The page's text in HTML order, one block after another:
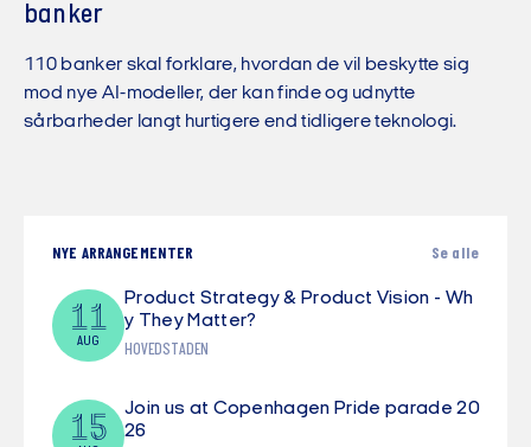
banker
110 banker skal forklare, hvordan de vil beskytte sig
mod nye AI-modeller, der kan finde og udnytte
sårbarheder langt hurtigere end tidligere teknologi.
NYE ARRANGEMENTER Se alle
11
AUG
Product Strategy & Product Vision - Wh
y They Matter?
HOVEDSTADEN
15
Join us at Copenhagen Pride parade 20
26